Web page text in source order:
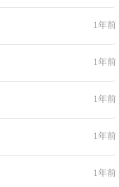
1年前
1年前
1年前
1年前
1年前